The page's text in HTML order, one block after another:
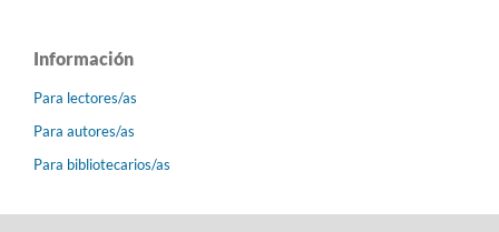
Información
Para lectores/as
Para autores/as
Para bibliotecarios/as